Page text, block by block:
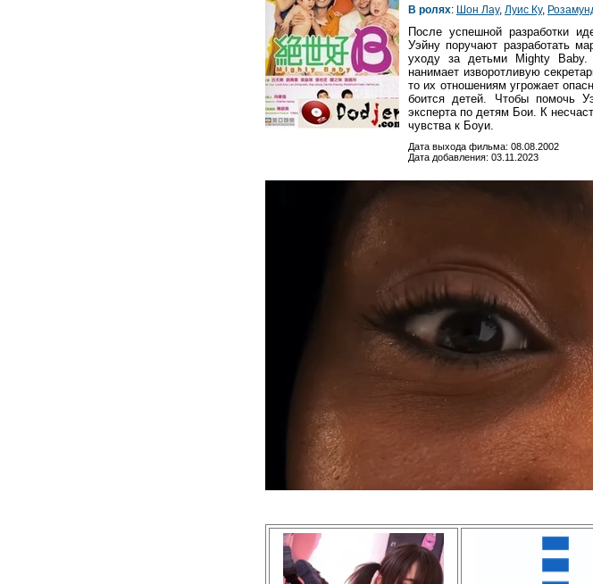
В ролях: Шон Лау, Луис Ку,
После успешной разработки
Уэйну поручают разработать
уходу за детьми Mighty
нанимает изворотливую
то их отношениям угрожает
боится детей. Чтобы помочь
эксперта по детям Бои. К
чувства к Боуи.
Дата выхода фильма: 08.08.2002
Дата добавления: 03.11.2023